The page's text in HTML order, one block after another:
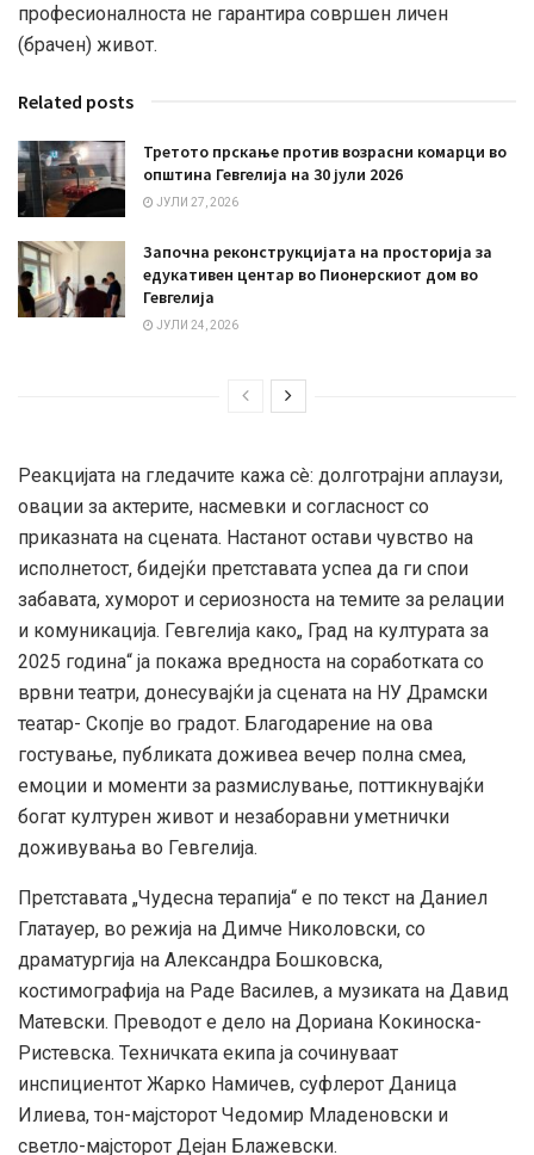
професионалноста не гарантира совршен личен
(брачен) живот.
Related posts
Третото прскање против возрасни комарци во
општина Гевгелија на 30 јули 2026
ЈУЛИ 27, 2026
Започна реконструкцијата на просторија за
едукативен центар во Пионерскиот дом во
Гевгелија
ЈУЛИ 24, 2026
Реакцијата на гледачите кажа сè: долготрајни аплаузи,
овации за актерите, насмевки и согласност со
приказната на сцената. Настанот остави чувство на
исполнетост, бидејќи претставата успеа да ги спои
забавата, хуморот и сериозноста на темите за релации
и комуникација. Гевгелија како„ Град на културата за
2025 година“ ја покажа вредноста на соработката со
врвни театри, донесувајќи ја сцената на НУ Драмски
театар- Скопје во градот. Благодарение на ова
гостување, публиката доживеа вечер полна смеа,
емоции и моменти за размислување, поттикнувајќи
богат културен живот и незаборавни уметнички
доживувања во Гевгелија.
Претставата „Чудесна терапија“ е по текст на Даниел
Глатауер, во режија на Димче Николовски, со
драматургија на Александра Бошковска,
костимографија на Раде Василев, а музиката на Давид
Матевски. Преводот е дело на Дориана Кокиноска-
Ристевска. Техничката екипа ја сочинуваат
инспициентот Жарко Намичев, суфлерот Даница
Илиева, тон-мајсторот Чедомир Младеновски и
светло-мајсторот Дејан Блажевски.